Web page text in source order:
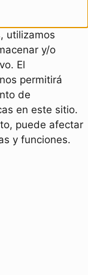
utilizamos
y/o
El
permitirá
de
en este sitio.
puede afectar
y funciones.